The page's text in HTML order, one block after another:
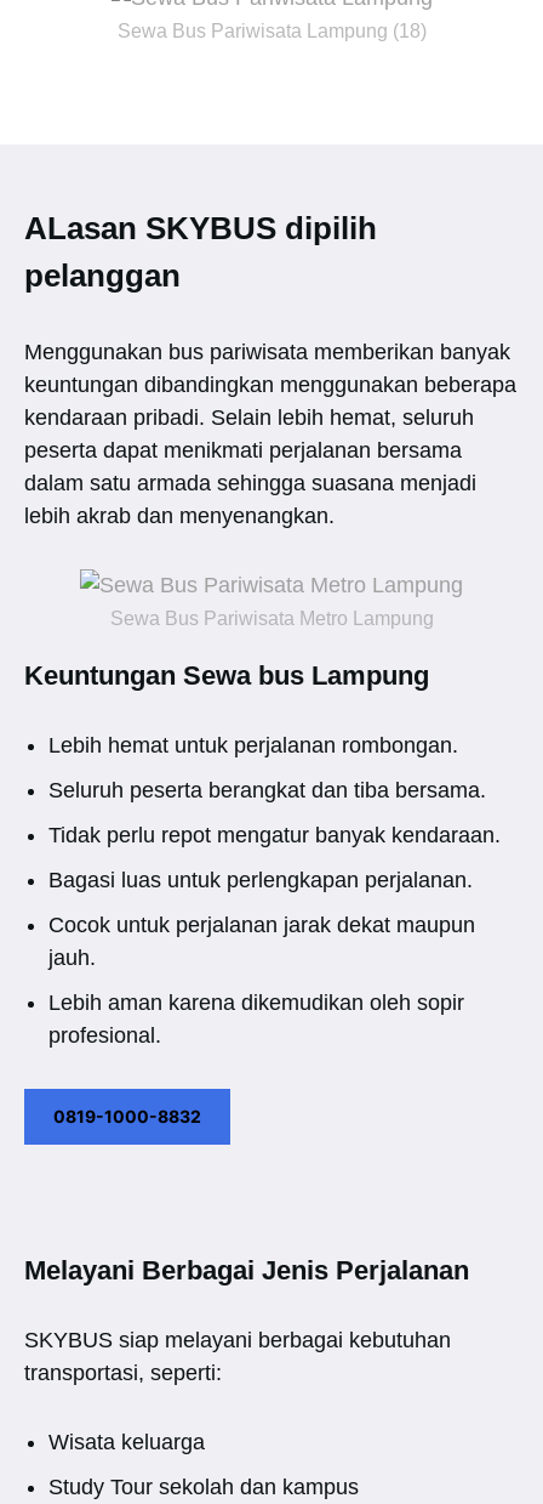
Sewa Bus Pariwisata Lampung (18)
ALasan SKYBUS dipilih
pelanggan
Menggunakan bus pariwisata memberikan banyak
keuntungan dibandingkan menggunakan beberapa
kendaraan pribadi. Selain lebih hemat, seluruh
peserta dapat menikmati perjalanan bersama
dalam satu armada sehingga suasana menjadi
lebih akrab dan menyenangkan.
Sewa Bus Pariwisata Metro Lampung
Keuntungan Sewa bus Lampung
Lebih hemat untuk perjalanan rombongan.
Seluruh peserta berangkat dan tiba bersama.
Tidak perlu repot mengatur banyak kendaraan.
Bagasi luas untuk perlengkapan perjalanan.
Cocok untuk perjalanan jarak dekat maupun
jauh.
Lebih aman karena dikemudikan oleh sopir
profesional.
0819-1000-8832
Melayani Berbagai Jenis Perjalanan
SKYBUS siap melayani berbagai kebutuhan
transportasi, seperti:
Wisata keluarga
Study Tour sekolah dan kampus